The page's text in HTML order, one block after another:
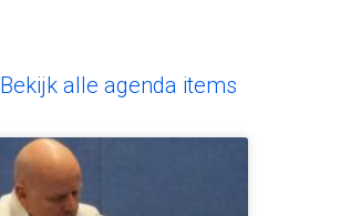
Bekijk alle agenda items